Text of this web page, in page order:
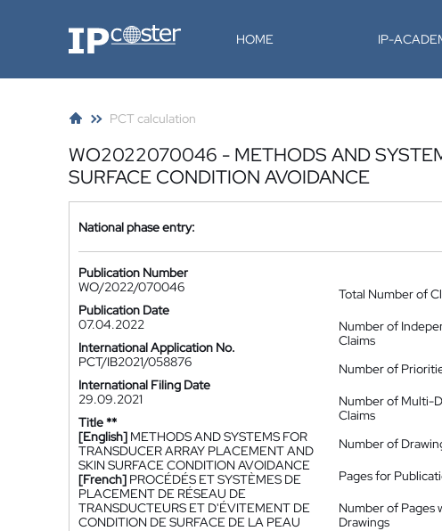
IP-Coster HOME IP-
PCT calculation
WO2022070046 - METHODS AND
SURFACE CONDITION AVOIDANCE
National phase entry:
Publication Number
WO/2022/070046
Publication Date
07.04.2022
International Application No.
PCT/IB2021/058876
International Filing Date
29.09.2021
Title **
[English] METHODS AND SYSTEMS FOR
TRANSDUCER ARRAY PLACEMENT AND
SKIN SURFACE CONDITION AVOIDANCE
[French] PROCÉDÉS ET SYSTÈMES DE
PLACEMENT DE RÉSEAU DE
TRANSDUCTEURS ET D'ÉVITEMENT DE
CONDITION DE SURFACE DE LA PEAU
Total Number of
Number of
Claims
Number of
Number of Multi-
Claims
Number of
Pages for
Number of Pages
Drawings